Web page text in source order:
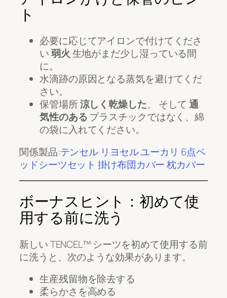
ト
必要に応じてアイロンで付けてくださ
い弱火生地がまだ少し湿っている間
に。
水滴跡の原因となる蒸気を避けてくだ
さい。
保管場所涼しく乾燥した、 そして通
気性のあるプラスチックではなく、綿
の袋に入れてください。
関係製品:テンセル リヨセル ユーカリ 6点ベ
ッドシーツセット 掛け布団カバー 枕カバー
ボーナスヒント：初めて使
用する前に洗う
新しい TENCEL™ シーツを初めて使用する前
に洗うと、次のような効果があります。
生産残留物を除去する
柔らかさを高める